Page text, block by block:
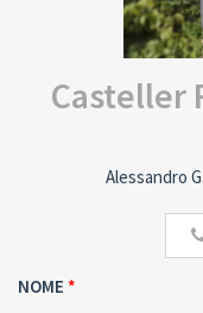
Casteller
Alessandro
NOME